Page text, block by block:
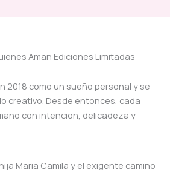
Aman Ediciones Limitadas
2018 como un sueño personal y se
creativo. Desde entonces, cada
con intencion, delicadeza y
Maria Camila y el exigente camino